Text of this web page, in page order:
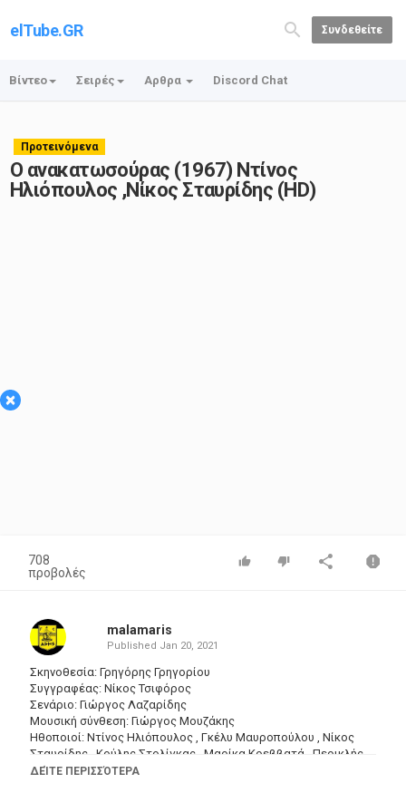
elTube.GR Συνδεθείτε
Βίντεο Σειρές Αρθρα Discord Chat
Προτεινόμενα
Ο ανακατωσούρας (1967) Ντίνος
Ηλιόπουλος ,Νίκος Σταυρίδης (HD)
×
708
προβολές
malamaris
Published Jan 20, 2021
Σκηνοθεσία: Γρηγόρης Γρηγορίου
Συγγραφέας: Νίκος Τσιφόρος
Σενάριο: Γιώργος Λαζαρίδης
Μουσική σύνθεση: Γιώργος Μουζάκης
Ηθοποιοί: Ντίνος Ηλιόπουλος , Γκέλυ Μαυροπούλου , Νίκος
Σταυρίδης , Κούλης Στολίγκας , Μαρίκα Κρεββατά , Περικλής
Χριστοφορίδης , Βαγγέλης Πλοιός , Δήμητρα Ζέζα , Σάκης
ΔΕΊΤΕ ΠΕΡΙΣΣΌΤΕΡΑ